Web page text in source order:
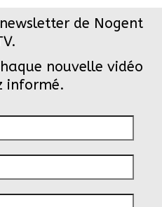
de Nogent
nouvelle vidéo
informé.